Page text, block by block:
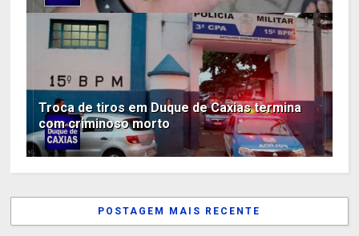
Troca de tiros em Duque de Caxias termina
com criminoso morto
POSTAGEM MAIS RECENTE